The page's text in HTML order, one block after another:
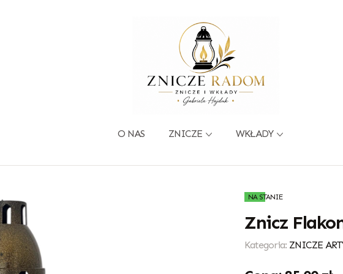
O NAS ZNICZE WKŁADY
NA STANIE
Znicz
Kategoria: ZNICZE